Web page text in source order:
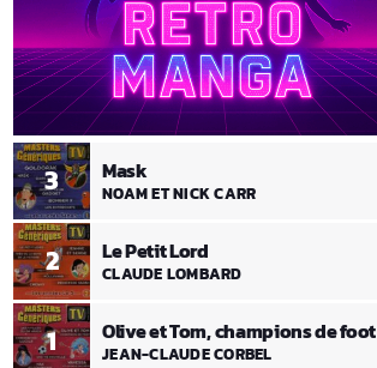
1 Olive et Tom, champions de foot
JEAN-CLAUDE CORBEL
2 Le Petit Lord
CLAUDE LOMBARD
3 Mask
NOAM ET NICK CARR